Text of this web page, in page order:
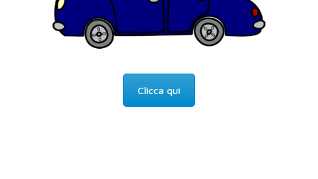
Clicca qui